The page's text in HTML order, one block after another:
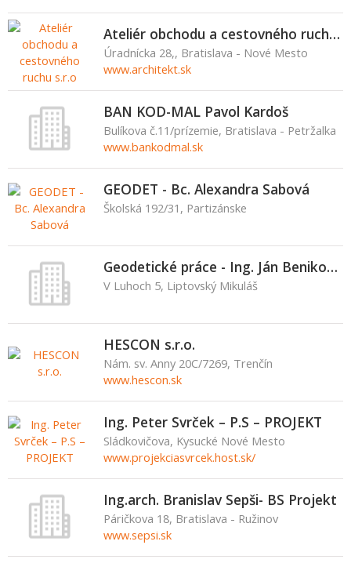
Ateliér obchodu a cestovného ruchu s.r.o
Úradnícka 28,, Bratislava - Nové Mesto
www.architekt.sk
BAN KOD-MAL Pavol Kardoš
Bulíkova č.11/prízemie, Bratislava - Petržalka
www.bankodmal.sk
GEODET - Bc. Alexandra Sabová
Školská 192/31, Partizánske
Geodetické práce - Ing. Ján Benikovský
V Luhoch 5, Liptovský Mikuláš
HESCON s.r.o.
Nám. sv. Anny 20C/7269, Trenčín
www.hescon.sk
Ing. Peter Svrček – P.S – PROJEKT
Sládkovičova, Kysucké Nové Mesto
www.projekciasvrcek.host.sk/
Ing.arch. Branislav Sepši- BS Projekt
Páričkova 18, Bratislava - Ružinov
www.sepsi.sk